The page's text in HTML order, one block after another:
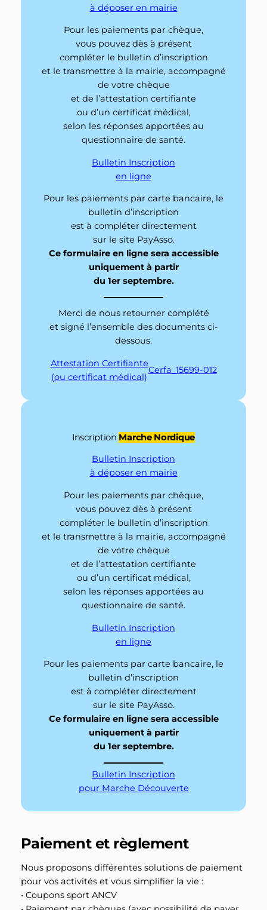
à déposer en mairie
Pour les paiements par chèque,
vous pouvez dès à présent
compléter le bulletin d’inscription
et le transmettre à la mairie, accompagné
de votre chèque
et de l’attestation certifiante
ou d’un certificat médical,
selon les réponses apportées au
questionnaire de santé.
Bulletin Inscription
en ligne
Pour les paiements par carte bancaire, le
bulletin d’inscription
est à compléter directement
sur le site PayAsso.
Ce formulaire en ligne sera accessible
uniquement à partir
du 1er septembre.
Merci de nous retourner complété
et signé l’ensemble des documents ci-
dessous.
Attestation Certifiante
(ou certificat médical)
Cerfa_15699-012
Inscription Marche Nordique
Bulletin Inscription
à déposer en mairie
Pour les paiements par chèque,
vous pouvez dès à présent
compléter le bulletin d’inscription
et le transmettre à la mairie, accompagné
de votre chèque
et de l’attestation certifiante
ou d’un certificat médical,
selon les réponses apportées au
questionnaire de santé.
Bulletin Inscription
en ligne
Pour les paiements par carte bancaire, le
bulletin d’inscription
est à compléter directement
sur le site PayAsso.
Ce formulaire en ligne sera accessible
uniquement à partir
du 1er septembre.
Bulletin Inscription
pour Marche Découverte
Paiement et règlement
Nous proposons différentes solutions de paiement
pour vos activités et vous simplifier la vie :
• Coupons sport ANCV